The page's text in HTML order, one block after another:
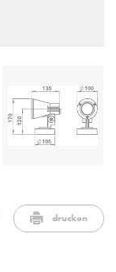
drucken